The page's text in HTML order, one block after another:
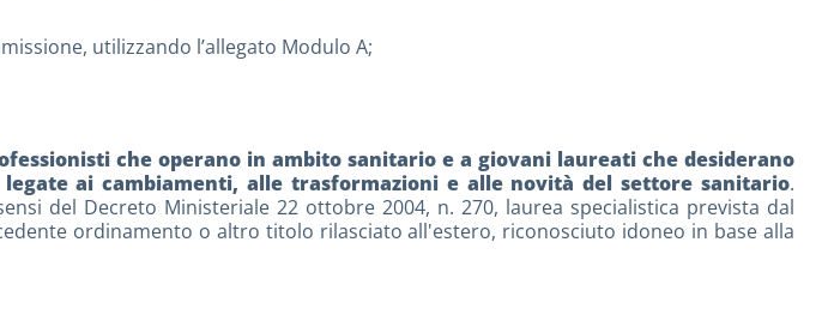
utilizzando l’allegato Modulo A;
che operano in ambito sanitario e a giovani laureati che desiderano
ai cambiamenti, alle trasformazioni e alle novità del settore sanitario.
del Decreto Ministeriale 22 ottobre 2004, n. 270, laurea specialistica prevista dal
ordinamento o altro titolo rilasciato all'estero, riconosciuto idoneo in base alla